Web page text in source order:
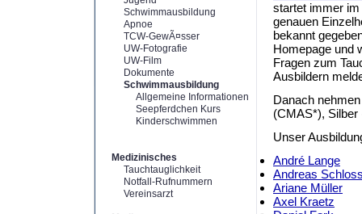
Schwimmausbildung
Apnoe
TCW-GewÃ¤sser
UW-Fotografie
UW-Film
Dokumente
Schwimmausbildung
Allgemeine Informationen
Seepferdchen Kurs
Kinderschwimmen
Medizinisches
Tauchtauglichkeit
Notfall-Rufnummern
Vereinsarzt
startet immer
genauen
bekannt
Homepage und
Fragen zum
Ausbildern
Danach
(CMAS*),
Unser
André Lange
Andreas
Ariane Müller
Axel Kraetz